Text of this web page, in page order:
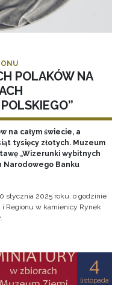
POLAKÓW NA
na całym świecie, a
tysięcy złotych. Muzeum
„Wizerunki wybitnych
Narodowego Banku
stycznia 2025 roku, o godzinie
i Regionu w kamienicy Rynek
4
listopada